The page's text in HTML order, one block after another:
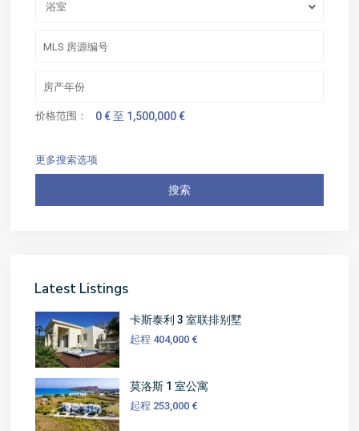
浴室
价格范围： 0 € 至 1,500,000 €
更多搜索选项
搜索
Latest Listings
卡斯泰利 3 室联排别墅
起程 404,000 €
莫洛斯 1 室公寓
起程 253,000 €